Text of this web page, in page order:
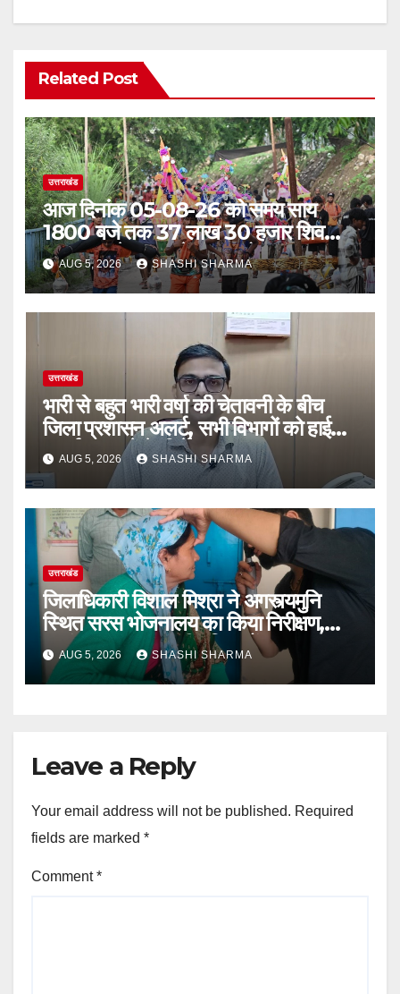
Related Post
उत्तराखंड
आज दिनांक 05-08-26 को समय साय
1800 बजे तक 37 लाख 30 हजार शिव
भक्त जल लेकर अपने गंतव्य को प्रस्थान कर
चुके
AUG 5, 2026 SHASHI SHARMA
उत्तराखंड
भारी से बहुत भारी वर्षा की चेतावनी के बीच
जिला प्रशासन अलर्ट, सभी विभागों को हाई
अलर्ट पर रहने के निर्देश
AUG 5, 2026 SHASHI SHARMA
उत्तराखंड
जिलाधिकारी विशाल मिश्रा ने अगस्त्यमुनि
स्थित सरस भोजनालय का किया निरीक्षण,
स्वयं सहायता समूह की महिलाओं का बढ़ाया
उत्साह
AUG 5, 2026 SHASHI SHARMA
Leave a Reply
Your email address will not be published. Required
fields are marked *
Comment*